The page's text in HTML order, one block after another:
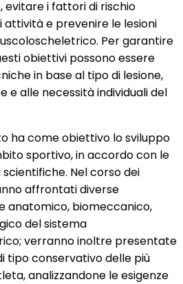
evitare i fattori di rischio
e prevenire le lesioni
Per garantire
obiettivi possono essere
in base al tipo di lesione,
e alle necessità individuali del
ha come obiettivo lo sviluppo
sportivo, in accordo con le
Nel corso dei
affrontati diverse
anatomico, biomeccanico,
del sistema
verranno inoltre presentate
tipo conservativo delle più
analizzandone le esigenze